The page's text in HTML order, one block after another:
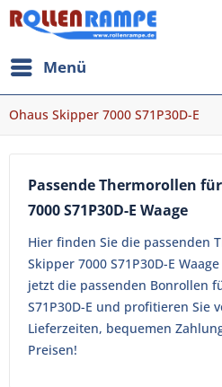
Menü
Ohaus Skipper 7000 S71P30D-E
Passende Thermorollen
7000 S71P30D-E Waage
Hier finden Sie die passenden
Skipper 7000 S71P30D-E
jetzt die passenden Bonrollen
S71P30D-E und profitieren Sie
Lieferzeiten, bequemen
Preisen!